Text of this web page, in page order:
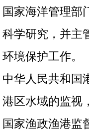
国家海洋管理部
科学研究，并主
环境保护工作。
中华人民共和国
港区水域的监视
国家渔政渔港监